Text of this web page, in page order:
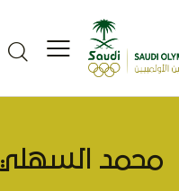
محمد السهلي